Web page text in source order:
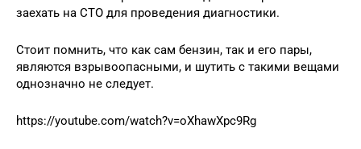
заехать на СТО для проведения диагностики.
Стоит помнить, что как сам бензин, так и его пары,
являются взрывоопасными, и шутить с такими вещами
однозначно не следует.
https://youtube.com/watch?v=oXhawXpc9Rg